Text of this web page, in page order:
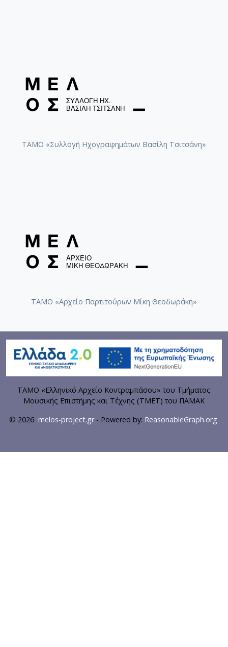
ΤΑΜΟ «Συλλογή Ηχογραφημάτων Βασίλη Τσιτσάνη»
ΤΑΜΟ «Αρχείο Παρτιτούρων Μίκη Θεοδωράκη»
ΤΑΜΟ «Ελληνικό Αρχείο Κοντραμπάσου» του Τμήματος
Μουσικής Επιστήμης και Τέχνης (ΤΜΕΤ) του ΠΑΜΑΚ
© 2026 melos-project.gr- Powered by: ReasonableGraph.org